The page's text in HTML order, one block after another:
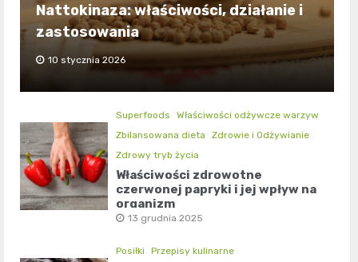
Nattokinaza: właściwości, działanie i
zastosowania
10 stycznia 2026
Superfoods
Właściwości odżywcze warzyw
Zbilansowana dieta
Zdrowie i Odżywianie
Zdrowy tryb życia
Właściwości zdrowotne
czerwonej papryki i jej wpływ na
organizm
13 grudnia 2025
Posiłki
Przepisy kulinarne